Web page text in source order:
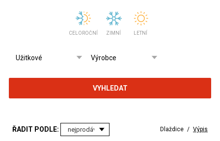
CELOROČNÍ ZIMNÍ LETNÍ
VYHLEDAT
ŘADIT PODLE: Dlaždice / Výpis